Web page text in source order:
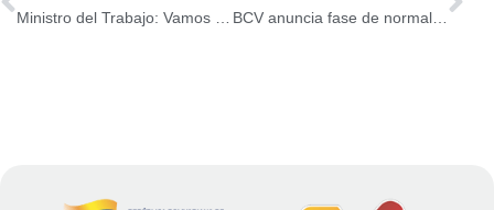
Ministro del Trabajo: Vamos hacia aumentos salariales responsables BCV anuncia fase de normalización económica y proyecta crecimiento para el segundo semestre de 2026